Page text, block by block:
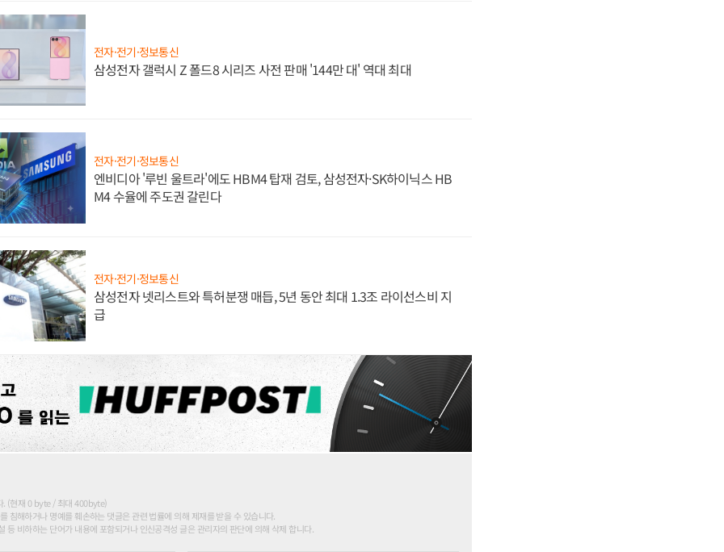
전자·전기·정보통신
삼성전자 갤럭시 Z 폴드8 시리즈 사전 판매 '144만 대' 역대 최대
전자·전기·정보통신
엔비디아 '루빈 울트라'에도 HBM4 탑재 검토, 삼성전자·SK하이닉스 HB
M4 수율에 주도권 갈린다
전자·전기·정보통신
삼성전자 넷리스트와 특허분쟁 매듭, 5년 동안 최대 1.3조 라이선스비 지
급
. (현재 0 byte / 최대 400byte)
침해하거나 명예를 훼손하는 댓글은 관련 법률에 의해 제재를 받을 수 있습니다.
등 비하하는 단어가 내용에 포함되거나 인신공격성 글은 관리자의 판단에 의해 삭제 합니다.